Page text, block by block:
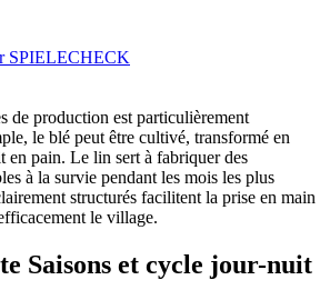
SPIELECHECK
de production est particulièrement
le blé peut être cultivé, transformé en
en pain. Le lin sert à fabriquer des
à la survie pendant les mois les plus
structurés facilitent la prise en main
le village.
Saisons et cycle jour-nuit